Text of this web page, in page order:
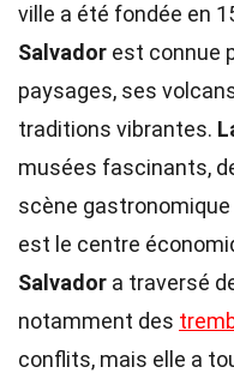
ville a été fondée en
Salvador est connue
paysages, ses
traditions vibrantes.
musées fascinants,
scène gastronomique
est le centre
Salvador a traversé
notamment des
conflits, mais elle a